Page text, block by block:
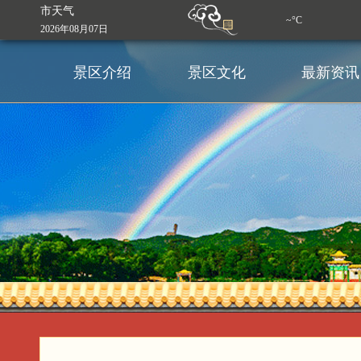
市天气
2026年08月07日
~°C
景区介绍 景区文化 最新资讯